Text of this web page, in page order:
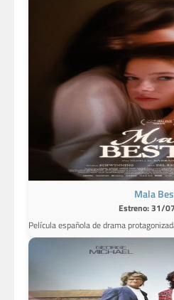
Mala
Estreno: 31/
Película española de drama